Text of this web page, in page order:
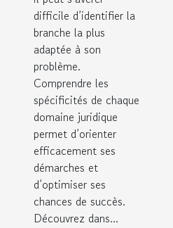
difficile d’identifier la
branche la plus
adaptée à son
problème.
Comprendre les
spécificités de chaque
domaine juridique
permet d’orienter
efficacement ses
démarches et
d’optimiser ses
chances de succès.
Découvrez dans...